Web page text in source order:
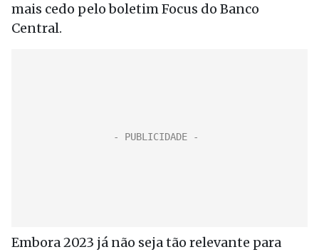
mais cedo pelo boletim Focus do Banco
Central.
Embora 2023 já não seja tão relevante para